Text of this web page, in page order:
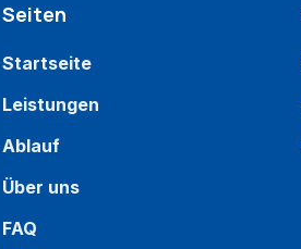
Seiten
Startseite
Leistungen
Ablauf
Über uns
FAQ